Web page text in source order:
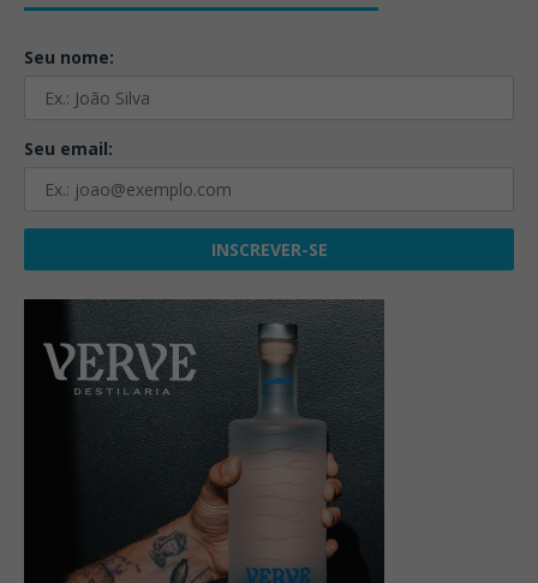
Seu nome:
Seu email: